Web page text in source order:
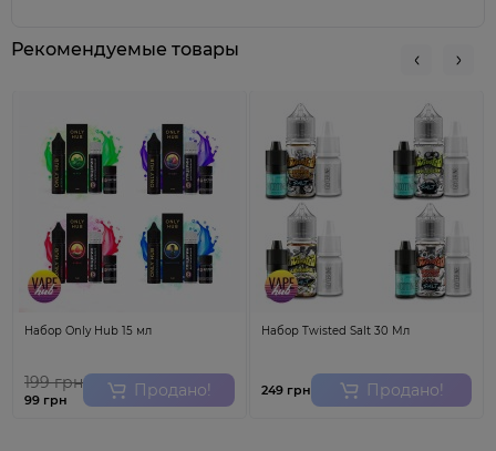
Рекомендуемые товары
Набор Only Hub 15 мл
199 грн
99 грн Продано!
Набор Twisted Salt 30 Мл
249 грн Продано!